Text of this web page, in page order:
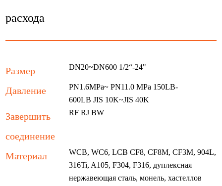
расхода
Размер DN20~DN600 1/2“-24"
Давление
PN1.6MPa~ PN11.0 MPa 150LB-
600LB JIS 10K~JIS 40K
Завершить
соединение
RF RJ BW
Материал
WCB, WC6, LCB CF8, CF8M, CF3M, 904L,
316Ti, A105, F304, F316, дуплексная
нержавеющая сталь, монель, хастеллов